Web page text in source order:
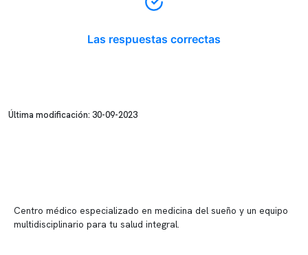
Las respuestas correctas
Última modificación: 30-09-2023
Centro médico especializado en medicina del sueño y un equipo
multidisciplinario para tu salud integral.